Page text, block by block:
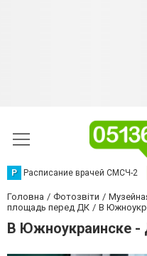
Р Расписание врачей СМСЧ-2
Головна Фотозвіти
площадь перед ДК
В
В Южноукраинске -